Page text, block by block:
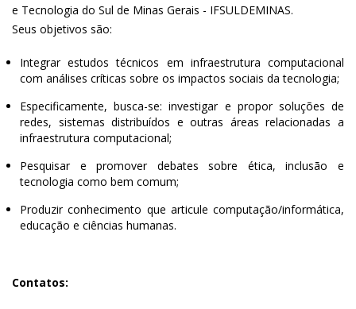
e Tecnologia do Sul de Minas Gerais - IFSULDEMINAS.
Seus objetivos são:
Integrar estudos técnicos em infraestrutura computacional
com análises críticas sobre os impactos sociais da tecnologia;
Especificamente, busca-se: investigar e propor soluções de
redes, sistemas distribuídos e outras áreas relacionadas a
infraestrutura computacional;
Pesquisar e promover debates sobre ética, inclusão e
tecnologia como bem comum;
Produzir conhecimento que articule computação/informática,
educação e ciências humanas.
Contatos: